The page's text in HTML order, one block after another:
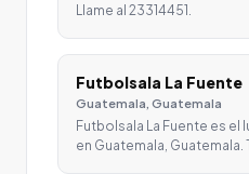
Llame al 23314451.
Futbolsala La Fuente
Guatemala, Guatemala
Futbolsala La Fuente es el
en Guatemala, Guatemala.